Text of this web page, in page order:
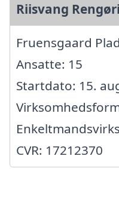
Riisvang
Fruensgaard
Ansatte: 15
Startdato: 15.
CVR: 17212370